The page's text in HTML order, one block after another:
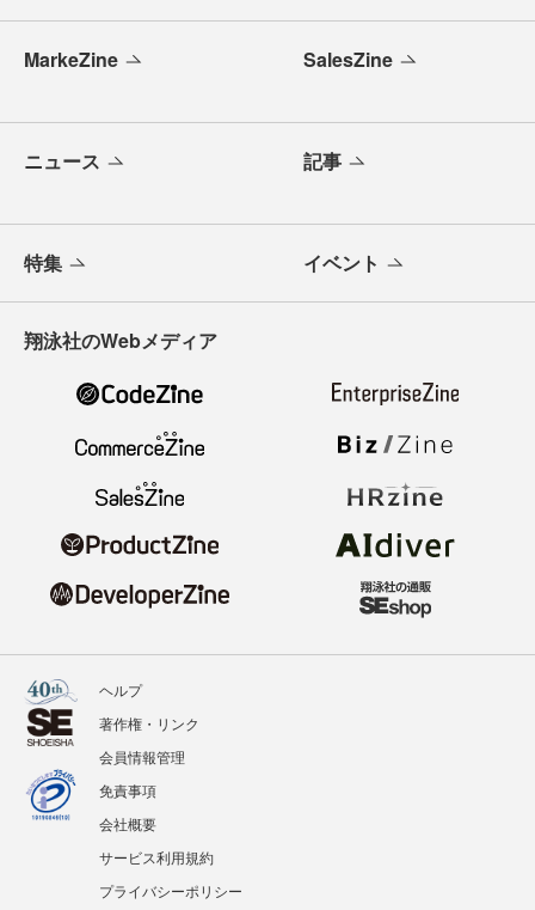
MarkeZine SalesZine
ニュース 記事
特集 イベント
翔泳社のWebメディア
ヘルプ
著作権・リンク
会員情報管理
免責事項
会社概要
サービス利用規約
プライバシーポリシー